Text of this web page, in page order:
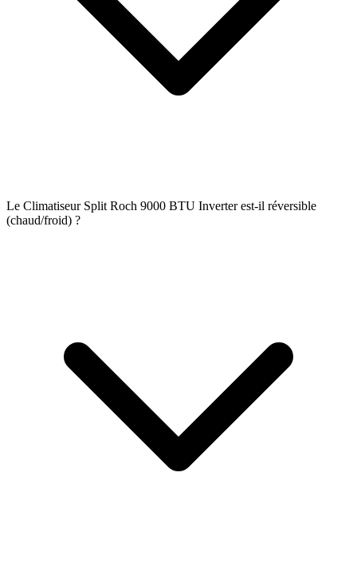
Le Climatiseur Split Roch 9000 BTU Inverter est-il réversible
(chaud/froid) ?